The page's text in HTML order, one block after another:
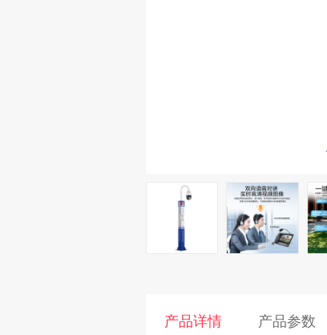
产品详情 产品参数